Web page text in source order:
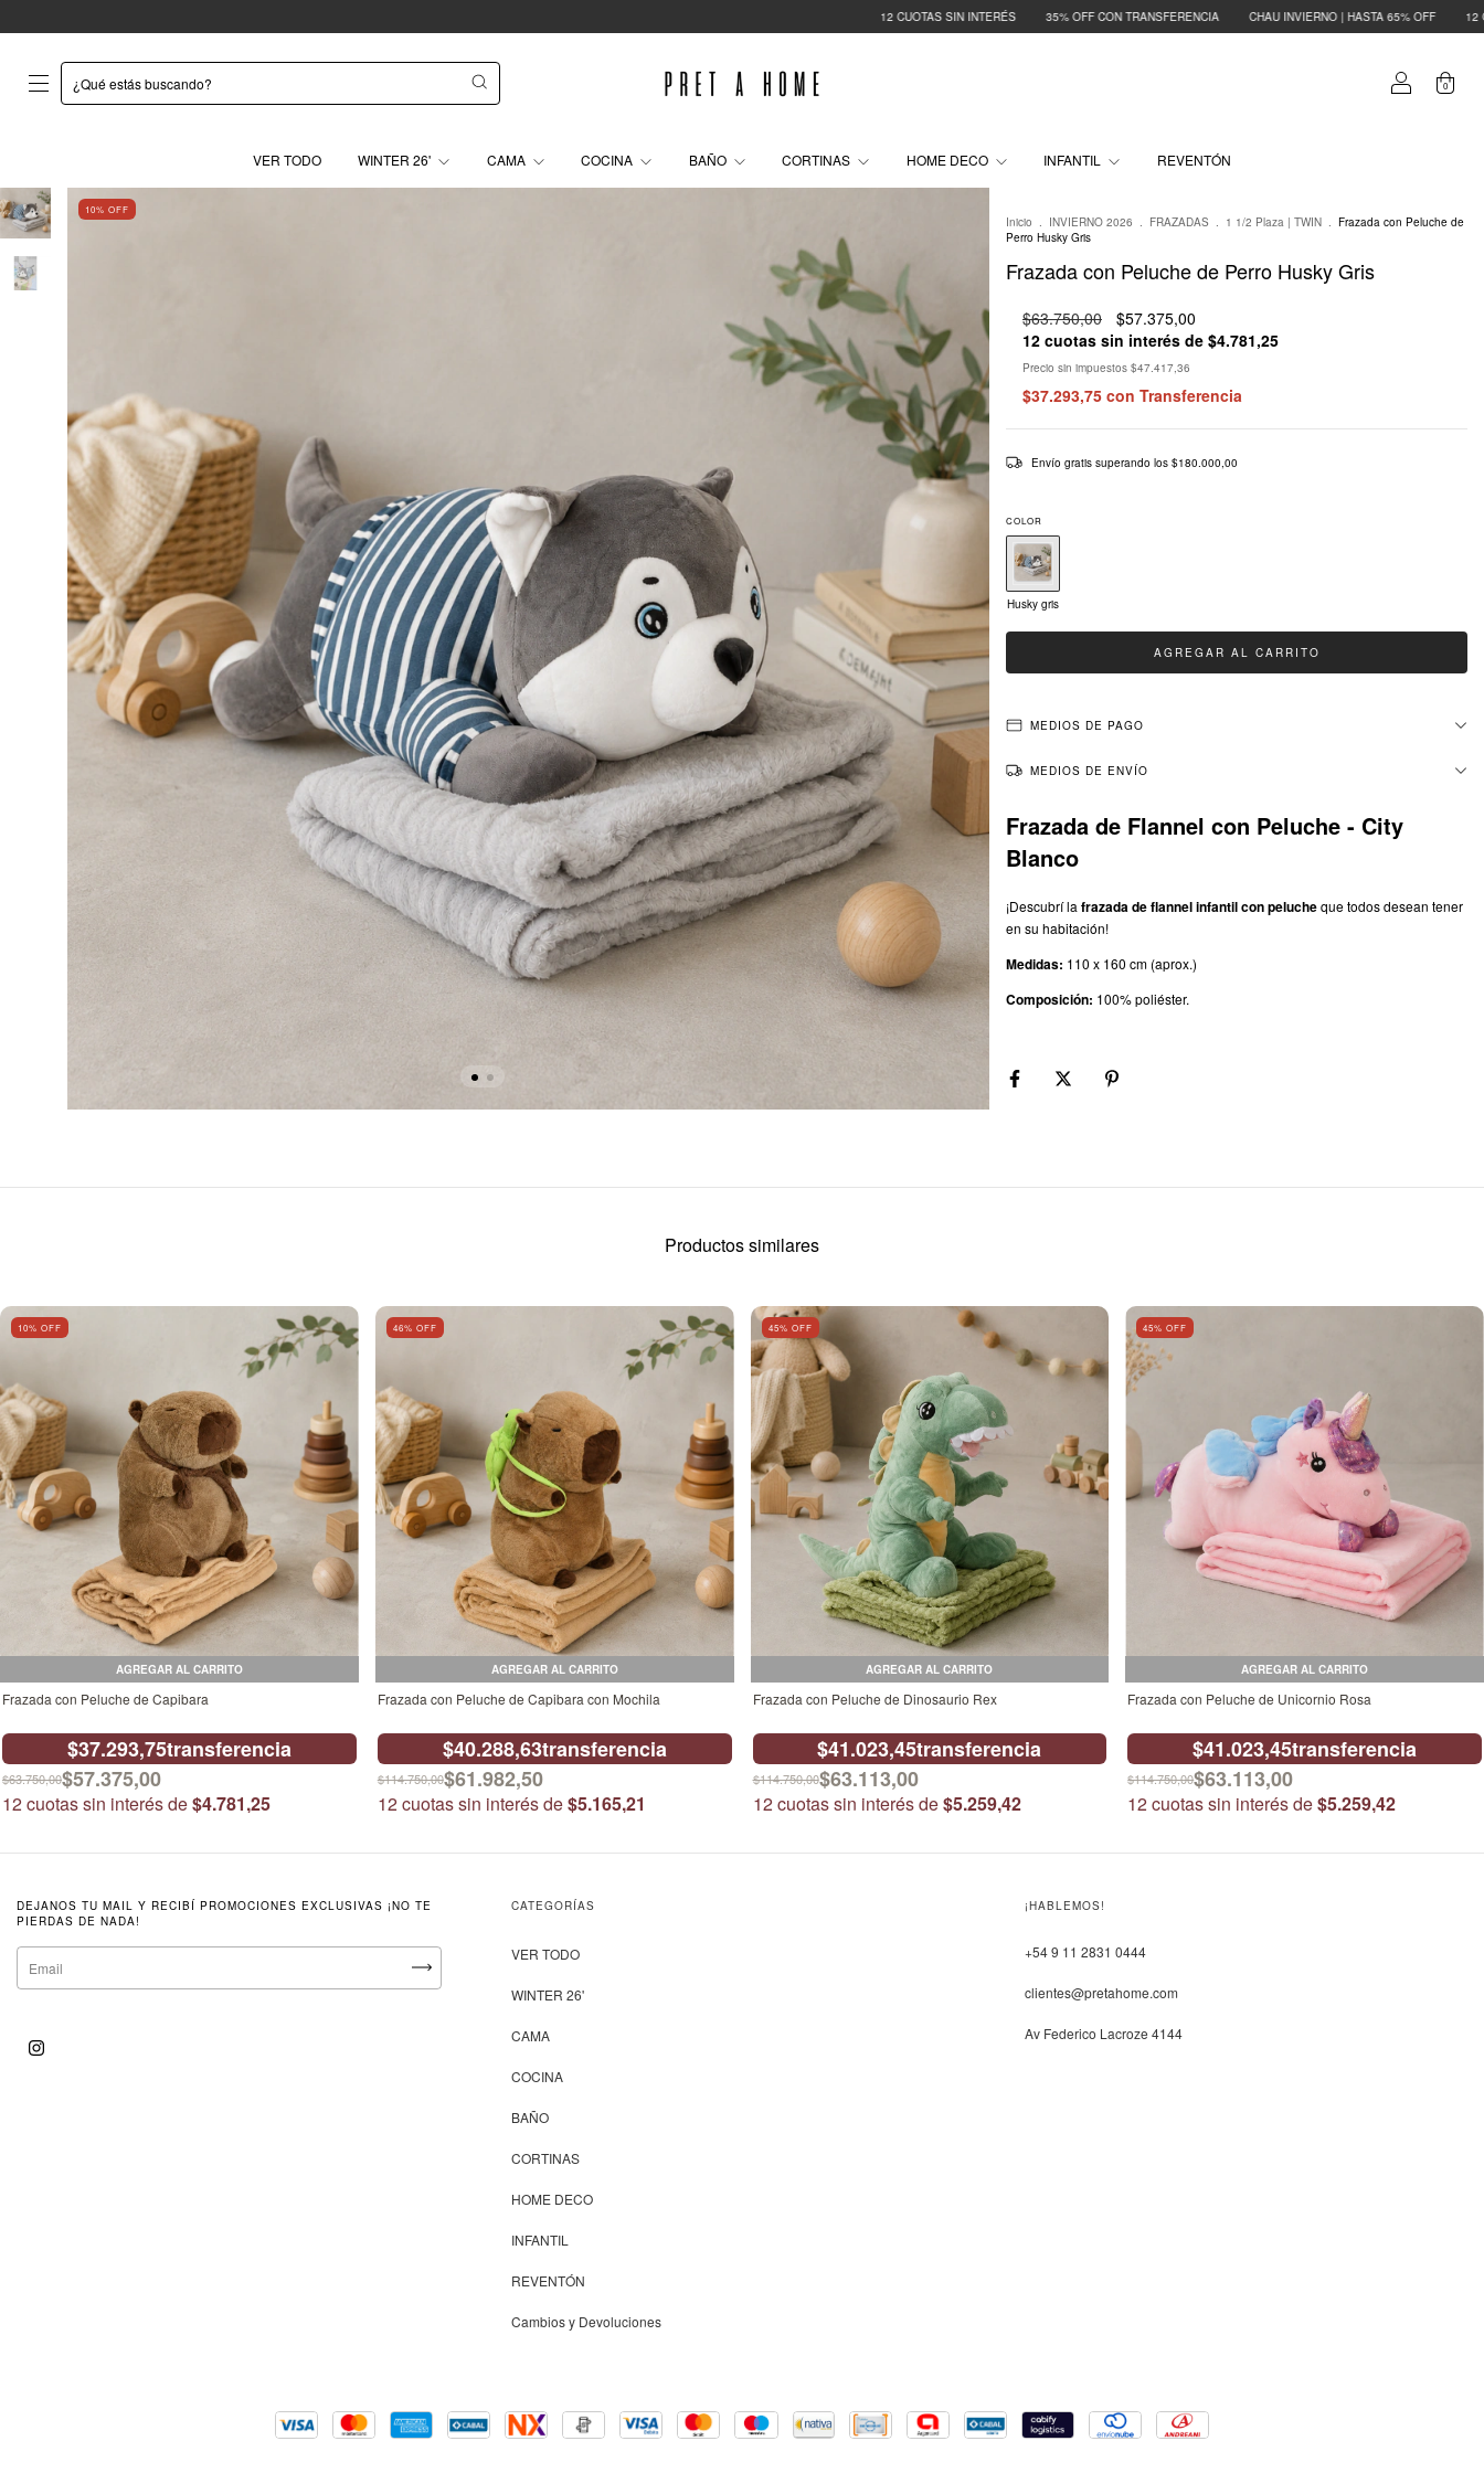
12 CUOTAS SIN INTERÉS 35% OFF CON TRANSFERENCIA CHAU INVIERNO | HASTA 65% OFF 12 CUOTAS SIN
0
VER TODO WINTER 26' CAMA COCINA BAÑO CORTINAS HOME DECO INFANTIL REVENTÓN
10% OFF
Inicio . INVIERNO 2026 . FRAZADAS . 1 1/2 Plaza | TWIN . Frazada con Peluche de
Perro Husky Gris
Frazada con Peluche de Perro Husky Gris
$63.750,00
$57.375,00
12 cuotas sin interés de $4.781,25
Precio sin impuestos $47.417,36
$37.293,75 con Transferencia
Envío gratis superando los $180.000,00
COLOR
Husky gris
MEDIOS DE PAGO
MEDIOS DE ENVÍO
Frazada de Flannel con Peluche - City
Blanco
¡Descubrí la frazada de flannel infantil con pelucheque todos desean tener
en su habitación!
Medidas: 110 x 160 cm (aprox.)
Composición: 100% poliéster.
Productos similares
10% OFF
AGREGAR AL CARRITO
Frazada con Peluche de Capibara
$37.293,75transferencia
$63.750,00$57.375,00
12cuotas sin interés de$4.781,25
46% OFF
AGREGAR AL CARRITO
Frazada con Peluche de Capibara con Mochila
$40.288,63transferencia
$114.750,00$61.982,50
12cuotas sin interés de$5.165,21
45% OFF
AGREGAR AL CARRITO
Frazada con Peluche de Dinosaurio Rex
$41.023,45transferencia
$114.750,00$63.113,00
12cuotas sin interés de$5.259,42
45% OFF
AGREGAR AL CARRITO
Frazada con Peluche de Unicornio Rosa
$41.023,45transferencia
$114.750,00$63.113,00
12cuotas sin interés de$5.259,42
DEJANOS TU MAIL Y RECIBÍ PROMOCIONES EXCLUSIVAS ¡NO TE
PIERDAS DE NADA!
CATEGORÍAS
VER TODO
WINTER 26'
CAMA
COCINA
BAÑO
CORTINAS
HOME DECO
INFANTIL
REVENTÓN
Cambios y Devoluciones
¡HABLEMOS!
+54 9 11 2831 0444
clientes@pretahome.com
Av Federico Lacroze 4144